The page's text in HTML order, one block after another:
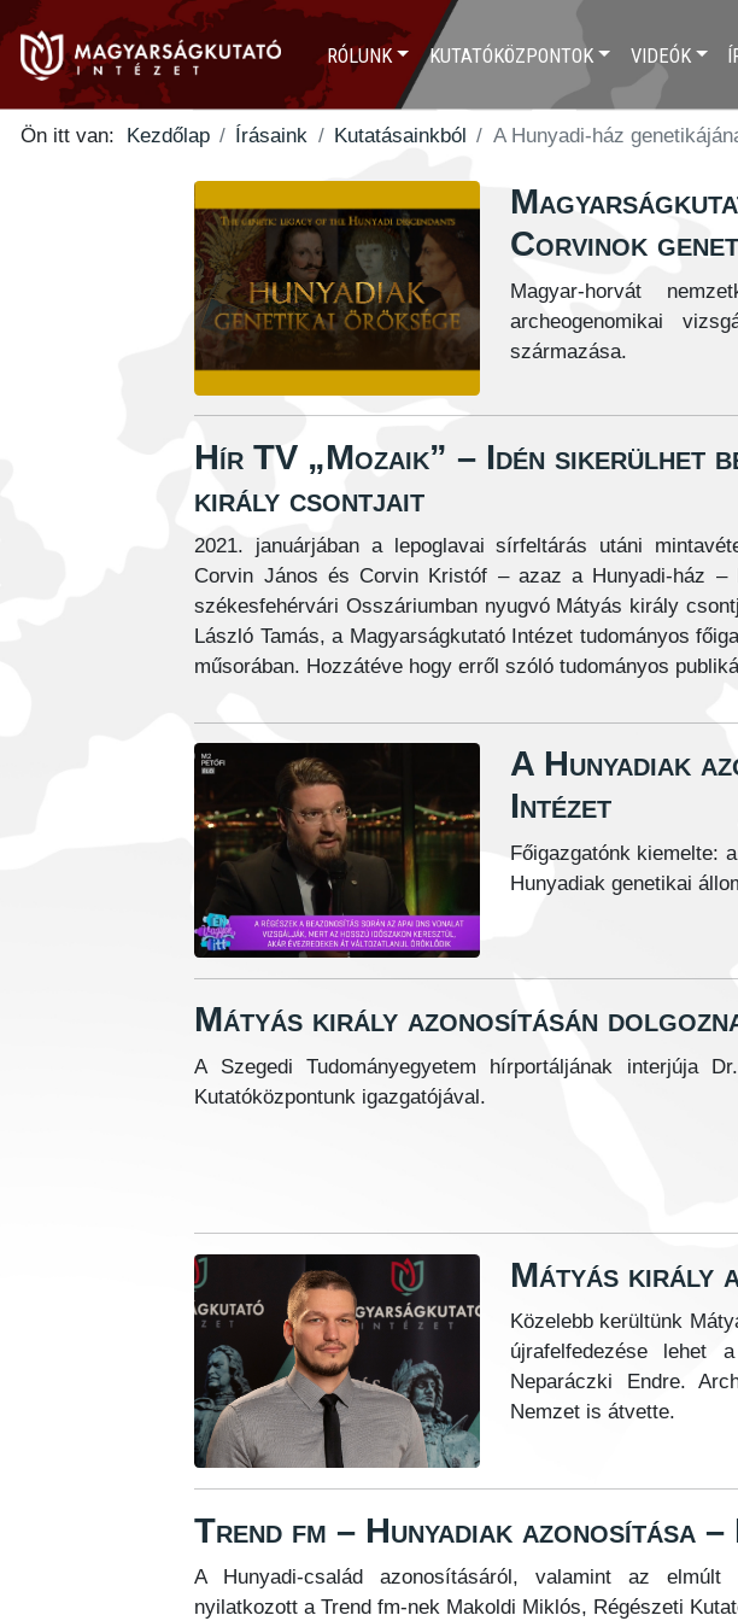
RÓLUNK KUTATÓKÖZPONTOK VIDEÓK
Ön itt van:
Kezdőlap Írásaink Kutatásainkból A Hunyadi-ház
Corvinok
Magyar-horvát
archeogenomikai
származása.
Hír TV „Mozaik” – Idén sikerülhet
király csontjait
2021. januárjában a lepoglavai sírfeltárás utáni
Corvin János és Corvin Kristóf – azaz a Hunyadi-ház –
székesfehérvári Osszáriumban nyugvó Mátyás király
László Tamás, a Magyarságkutató Intézet tudományos
műsorában. Hozzátéve hogy erről szóló tudományos
A Hunyadiak
Intézet
Főigazgatónk kiemelte:
Hunyadiak genetikai
Mátyás király azonosításán
A Szegedi Tudományegyetem hírportáljának interjúja
Kutatóközpontunk igazgatójával.
Mátyás király
Közelebb kerültünk
újrafelfedezése lehet
Neparáczki Endre.
Nemzet is átvette.
Trend fm – Hunyadiak azonosítása
A Hunyadi-család azonosításáról, valamint az
nyilatkozott a Trend fm-nek Makoldi Miklós, Régészeti